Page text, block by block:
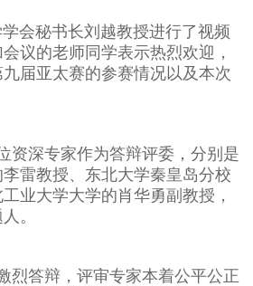
秘书长刘越教授进行了视频
议的老师同学表示热烈欢迎，
届亚太赛的参赛情况以及本次
深专家作为答辩评委，分别是
雷教授、东北大学秦皇岛分校
业大学大学的肖华勇副教授，
。
答辩，评审专家本着公平公正